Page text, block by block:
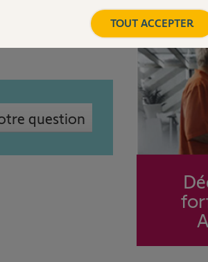
question
à
TOUT ACCEPTER